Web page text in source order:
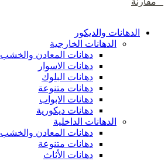
الدهانات والديكور
الدهانات الخارجية
دهانات المعادن والخشب
دهانات الاسوار
دهانات البلوك
دهانات متنوعة
دهانات الابواب
دهانات ديكورية
الدهانات الداخلية
دهانات المعادن والخشب
دهانات متنوعة
دهانات الأثاث